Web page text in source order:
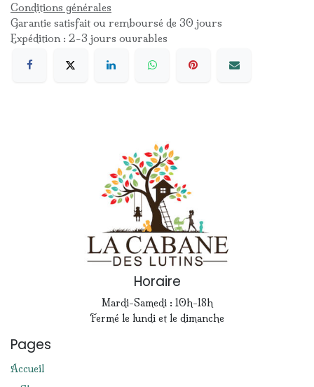
Conditions générales
Garantie satisfait ou remboursé de 30 jours
Expédition : 2-3 jours ouvrables
Horaire
Mardi-Samedi : 10h-18h
Fermé le lundi et le dimanche
Pages
Accueil